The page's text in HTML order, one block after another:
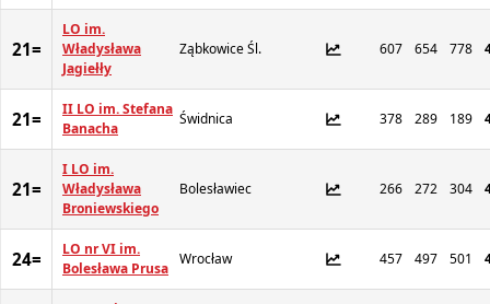
21=
LO im.
Władysława
Jagiełły
Ząbkowice Śl. 607 654 778
21=
II LO im. Stefana
Banacha
Świdnica 378 289 189
21=
I LO im.
Władysława
Broniewskiego
Bolesławiec 266 272 304
24=
LO nr VI im.
Bolesława Prusa
Wrocław 457 497 501